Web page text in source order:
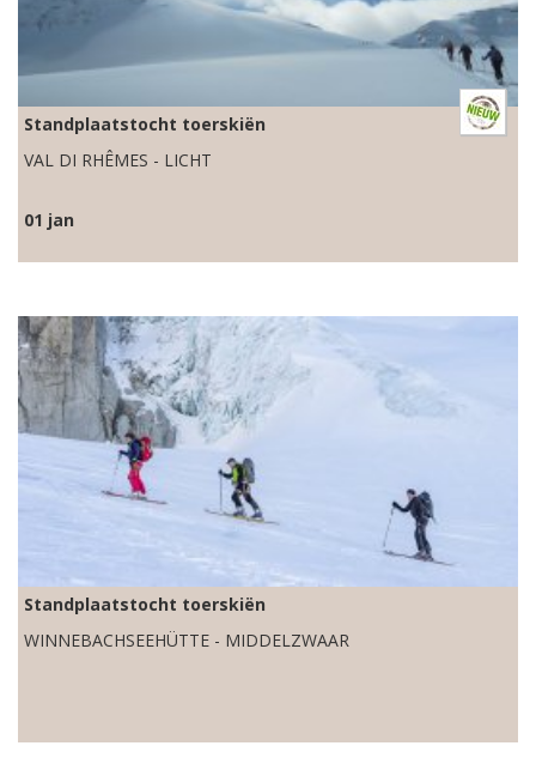
Standplaatstocht toerskiën
VAL DI RHÊMES - LICHT
01 jan
Standplaatstocht toerskiën
WINNEBACHSEEHÜTTE - MIDDELZWAAR